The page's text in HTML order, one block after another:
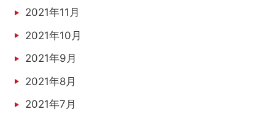
2021年11月
2021年10月
2021年9月
2021年8月
2021年7月